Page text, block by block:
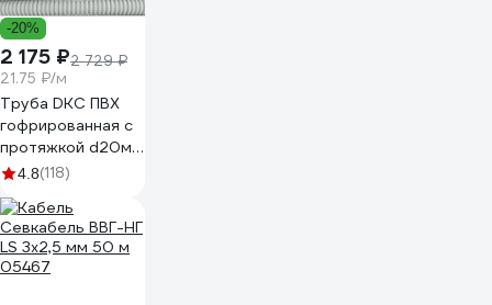
-20%
2 175 ₽2 729 ₽
21.75 ₽/м
Труба DKC ПВХ
гофрированная c
протяжкой d20мм
упаковка 100м
4.8(118)